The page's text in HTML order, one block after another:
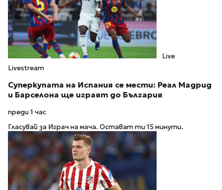
Live
Livestream
Суперкупата на Испания се мести: Реал Мадрид
и Барселона ще играят до България
преди 1 час
Гласувай за Играч на мача. Остават ти 15 минути.